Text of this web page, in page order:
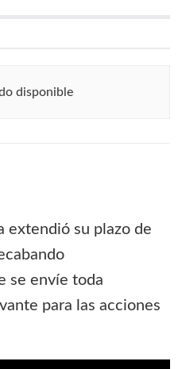
disponible
extendió su plazo de
se envíe toda
para las acciones